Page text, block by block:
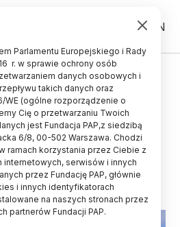
PL EN
Instytutu Genetyki
zapowiada dalszy
Parlamentu Europejskiego i Rady
r. w sprawie ochrony osób
danych osobowych i
takich danych oraz
WE (ogólne rozporządzenie o
Cię o przetwarzaniu Twoich
jest Fundacja PAP,z siedzibą
6/8, 00-502 Warszawa. Chodzi
ramach korzystania przez Ciebie z
internetowych, serwisów i innych
przez Fundację PAP, głównie
i innych identyfikatorach
na naszych stronach przez
partnerów Fundacji PAP.